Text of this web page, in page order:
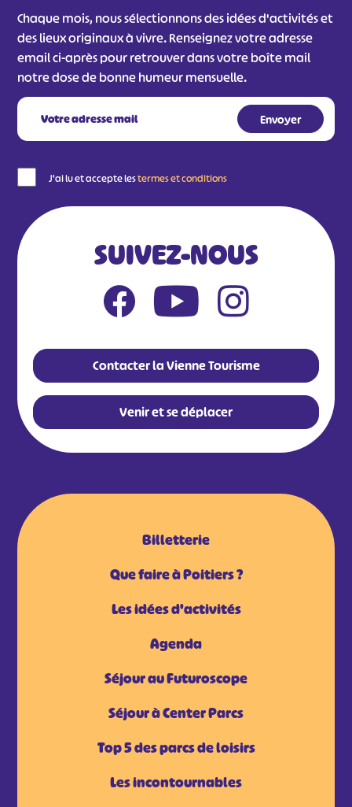
Chaque mois, nous sélectionnons des idées d'activités et
des lieux originaux à vivre. Renseignez votre adresse
email ci-après pour retrouver dans votre boîte mail
notre dose de bonne humeur mensuelle.
J'ai lu et accepte lestermes et conditions
SUIVEZ-NOUS
Contacter la Vienne Tourisme
Venir et se déplacer
Billetterie
Que faire à Poitiers ?
Les idées d'activités
Agenda
Séjour au Futuroscope
Séjour à Center Parcs
Top 5 des parcs de loisirs
Les incontournables